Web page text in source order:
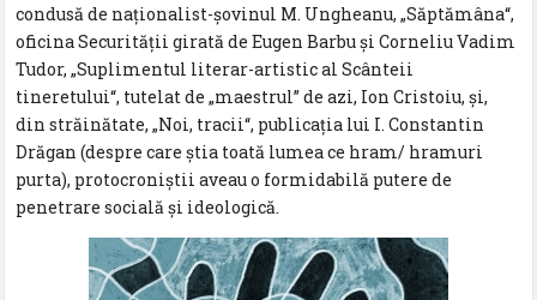
condusă de naționalist-șovinul M. Ungheanu, „Săptămâna“,
oficina Securității girată de Eugen Barbu și Corneliu Vadim
Tudor, „Suplimentul literar-artistic al Scânteii
tineretului“, tutelat de „maestrul” de azi, Ion Cristoiu, și,
din străinătate, „Noi, tracii“, publicația lui I. Constantin
Drăgan (despre care știa toată lumea ce hram/ hramuri
purta), protocroniștii aveau o formidabilă putere de
penetrare socială și ideologică.